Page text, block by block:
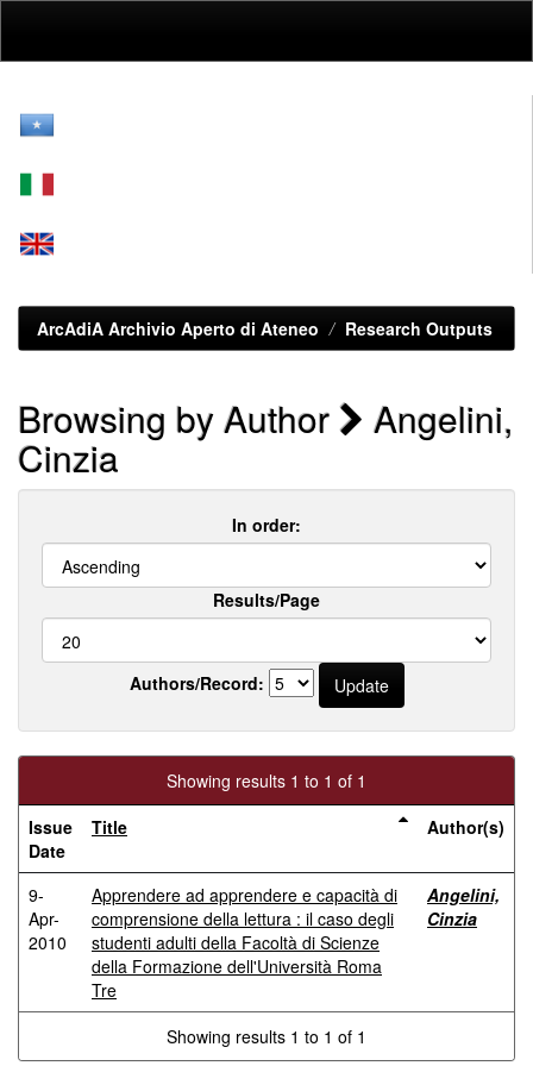
ArcAdiA Archivio Aperto di Ateneo Research Outputs
Browsing by Author Angelini,
Cinzia
In order:
Results/Page
Authors/Record:
Showing results 1 to 1 of 1
Issue
Date
Title Author(s)
9-
Apr-
2010
Apprendere ad apprendere e capacità di
comprensione della lettura : il caso degli
studenti adulti della Facoltà di Scienze
della Formazione dell'Università Roma
Tre
Angelini,
Cinzia
Showing results 1 to 1 of 1